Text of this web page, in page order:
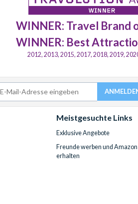
WINNER: Travel Brand
WINNER: Best
2012, 2013, 2015, 2017, 2018, 2019,
Meistgesuchte Links
Exklusive Angebote
Freunde werben und
erhalten